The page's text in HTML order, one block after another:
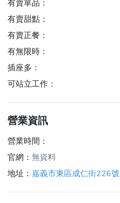
有賣單品：
有賣甜點：
有賣正餐：
有無限時：
插座多：
可站立工作：
營業資訊
營業時間：
官網： 無資料
地址： 嘉義市東區成仁街226號